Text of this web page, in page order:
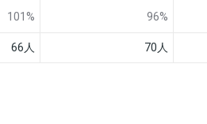
101%
96%
66人 70人